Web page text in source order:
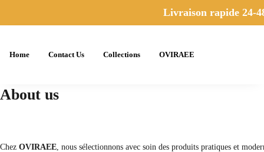
Livraison rapide 24-
Home Contact Us Collections OVIRAEE
About us
Chez OVIRAEE, nous sélectionnons avec soin des produits pratiques et